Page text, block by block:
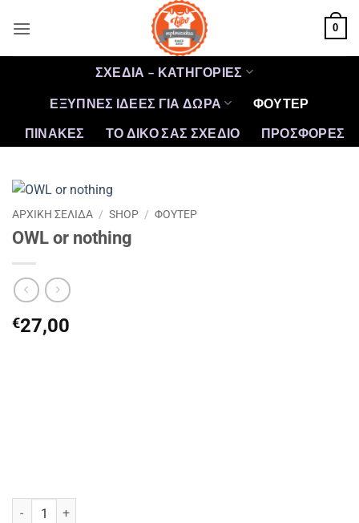
στο
0
ΣΧΕΔΙΑ – ΚΑΤΗΓΟΡΙΕΣ
ΕΞΥΠΝΕΣ ΙΔΕΕΣ ΓΙΑ ΔΩΡΑ
ΦΟΥΤΕΡ
ΠΙΝΑΚΕΣ
ΤΟ ΔΙΚΟ ΣΑΣ ΣΧΕΔΙΟ ΠΡΟΣΦΟΡΈΣ
ΑΡΧΙΚΉ ΣΕΛΊΔΑ / SHOP / ΦΟΥΤΕΡ
OWL or nothing
€27,00
OWL or nothing ποσότητα